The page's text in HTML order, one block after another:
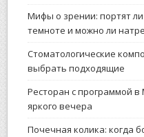
Мифы о зрении: портят
темноте и можно ли
Стоматологические
выбрать подходящие
Ресторан с программой
яркого вечера
Почечная колика: когда